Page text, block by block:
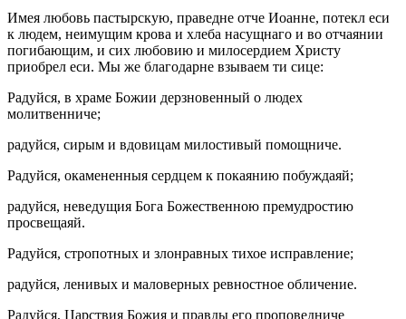
Имея любовь пастырскую, праведне отче Иоанне, потекл еси
к людем, неимущим крова и хлеба насущнаго и во отчаянии
погибающим, и сих любовию и милосердием Христу
приобрел еси. Мы же благодарне взываем ти сице:
Радуйся, в храме Божии дерзновенный о людех
молитвенниче;
радуйся, сирым и вдовицам милостивый помощниче.
Радуйся, окамененныя сердцем к покаянию побуждаяй;
радуйся, неведущия Бога Божественною премудростию
просвещаяй.
Радуйся, стропотных и злонравных тихое исправление;
радуйся, ленивых и маловерных ревностное обличение.
Радуйся, Царствия Божия и правды его проповедниче